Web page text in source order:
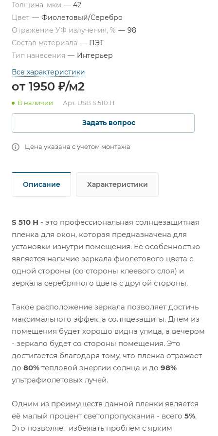
Толщина, мкм — 42
Цвет — Фиолетовый/Серебро
Отражение УФ излучения, % — 98
Состав материала — ПЭТ
Тип нанесения — Интерьер
Все характеристики
от 1950 ₽/м2
В наличии Арт. USB S 510 H
Задать вопрос
Цена указана с учетом монтажа
Описание Характеристики
S 510 H - это профессиональная солнцезащитная
пленка для окон, которая предназначена для
установки изнутри помещения. Её особенностью
является наличие зеркала фиолетового цвета с
одной стороны (со стороны клеевого слоя) и
зеркала серебряного цвета с другой стороны.
Такое расположение зеркала позволяет достичь
максимального эффекта солнцезащиты. Днем из
помещения будет хорошо видна улица, а вечером
- зеркало будет со стороны помещения. Это
достигается благодаря тому, что пленка отражает
до 80% тепловой энергии солнца и до 98%
ультрафиолетовых лучей.
Одним из преимуществ данной пленки является
её малый процент светопропускания - всего 5%.
Это позволяет избежать проблем с ярким